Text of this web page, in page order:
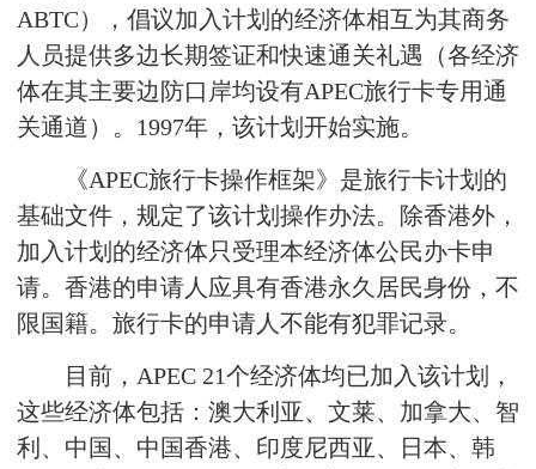
ABTC），倡议加入计划的经济体相互为其商务
人员提供多边长期签证和快速通关礼遇（各经济
体在其主要边防口岸均设有APEC旅行卡专用通
关通道）。1997年，该计划开始实施。
《APEC旅行卡操作框架》是旅行卡计划的
基础文件，规定了该计划操作办法。除香港外，
加入计划的经济体只受理本经济体公民办卡申
请。香港的申请人应具有香港永久居民身份，不
限国籍。旅行卡的申请人不能有犯罪记录。
目前，APEC 21个经济体均已加入该计划，
这些经济体包括：澳大利亚、文莱、加拿大、智
利、中国、中国香港、印度尼西亚、日本、韩